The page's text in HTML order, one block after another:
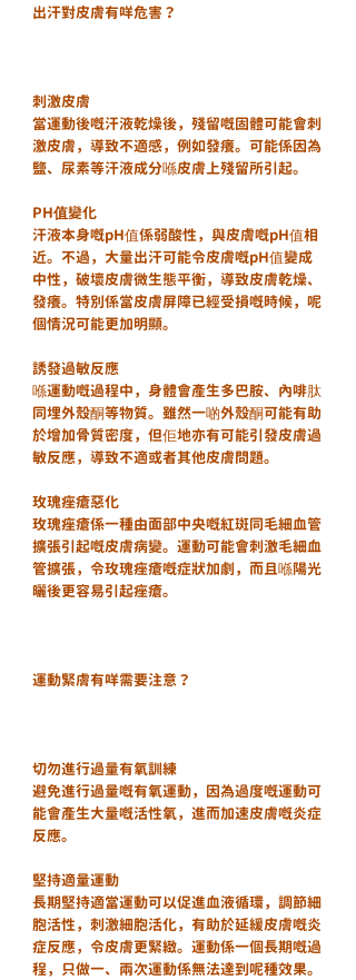
出汗對皮膚有咩危害？
刺激皮膚
當運動後嘅汗液乾燥後，殘留嘅固體可能會刺
激皮膚，導致不適感，例如發癢。可能係因為
鹽、尿素等汗液成分喺皮膚上殘留所引起。
PH值變化
汗液本身嘅pH值係弱酸性，與皮膚嘅pH值相
近。不過，大量出汗可能令皮膚嘅pH值變成
中性，破壞皮膚微生態平衡，導致皮膚乾燥、
發癢。特別係當皮膚屏障已經受損嘅時候，呢
個情況可能更加明顯。
誘發過敏反應
喺運動嘅過程中，身體會產生多巴胺、內啡肽
同埋外殼酮等物質。雖然一啲外殼酮可能有助
於增加骨質密度，但佢地亦有可能引發皮膚過
敏反應，導致不適或者其他皮膚問題。
玫瑰痤瘡惡化
玫瑰痤瘡係一種由面部中央嘅紅斑同毛細血管
擴張引起嘅皮膚病變。運動可能會刺激毛細血
管擴張，令玫瑰痤瘡嘅症狀加劇，而且喺陽光
曬後更容易引起痤瘡。
運動緊膚有咩需要注意？
切勿進行過量有氧訓練
避免進行過量嘅有氧運動，因為過度嘅運動可
能會產生大量嘅活性氧，進而加速皮膚嘅炎症
反應。
堅持適量運動
長期堅持適當運動可以促進血液循環，調節細
胞活性，刺激細胞活化，有助於延緩皮膚嘅炎
症反應，令皮膚更緊緻。運動係一個長期嘅過
程，只做一、兩次運動係無法達到呢種效果。